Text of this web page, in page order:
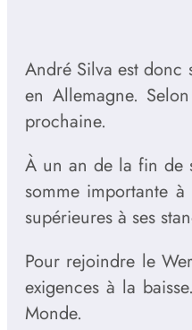
André Silva est donc
en Allemagne.
prochaine.
À un an de la fin de
somme importante
supérieures à ses
Pour rejoindre le
exigences à la
Monde.